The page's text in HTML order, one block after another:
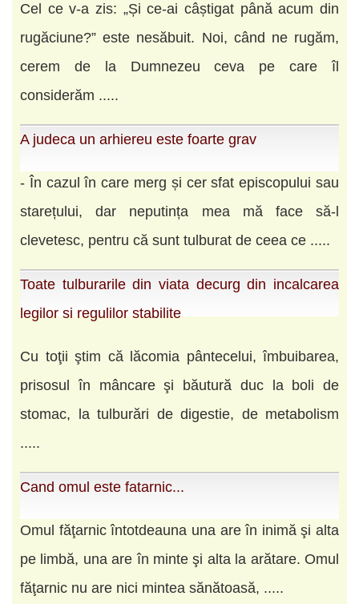
Cel ce v-a zis: „Și ce-ai câștigat până acum din
rugăciune?” este nesăbuit. Noi, când ne rugăm,
cerem de la Dumnezeu ceva pe care îl
considerăm .....
A judeca un arhiereu este foarte grav
- În cazul în care merg și cer sfat episcopului sau
starețului, dar neputința mea mă face să-l
clevetesc, pentru că sunt tulburat de ceea ce .....
Toate tulburarile din viata decurg din incalcarea
legilor si regulilor stabilite
Cu toţii ştim că lăcomia pântecelui, îmbuibarea,
prisosul în mâncare şi băutură duc la boli de
stomac, la tulburări de digestie, de metabolism
.....
Cand omul este fatarnic...
Omul făţarnic întotdeauna una are în inimă şi alta
pe limbă, una are în minte şi alta la arătare. Omul
făţarnic nu are nici min­tea sănătoasă, .....